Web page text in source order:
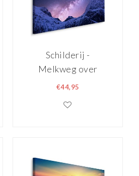
Schilderij -
Melkweg over
Besneeuwde
Premium Print
€44,95